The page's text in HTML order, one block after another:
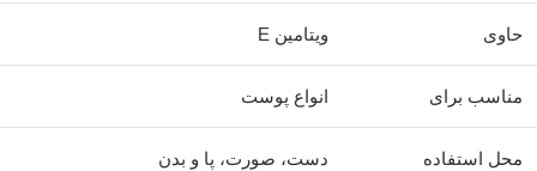
حاوی ویتامین E
مناسب برای انواع پوست
محل استفاده دست، صورت، پا و بدن